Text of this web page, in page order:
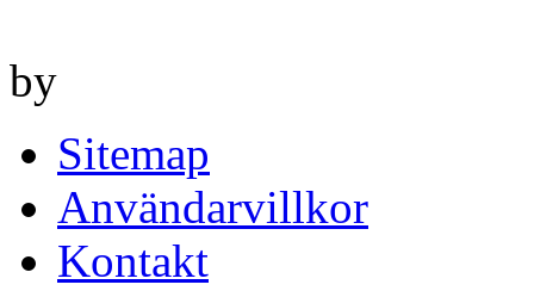
by
Sitemap
Användarvillkor
Kontakt